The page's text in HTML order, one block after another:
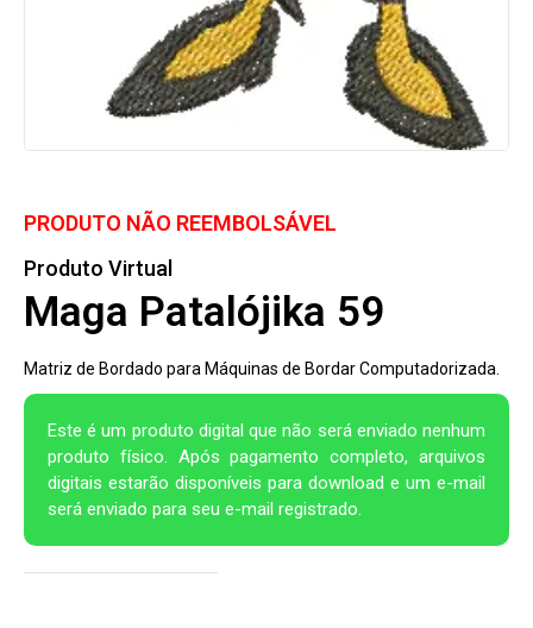
PRODUTO NÃO REEMBOLSÁVEL
Produto Virtual
Maga Patalójika 59
Matriz de Bordado para Máquinas de Bordar Computadorizada.
Este é um produto digital que não será enviado nenhum
produto físico. Após pagamento completo, arquivos
digitais estarão disponíveis para download e um e-mail
será enviado para seu e-mail registrado.